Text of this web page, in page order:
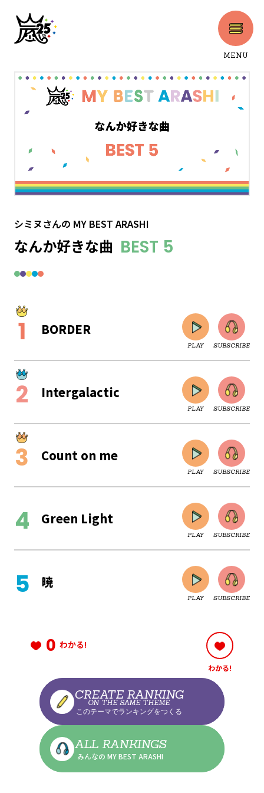
MENU
シミヌさんの MY BEST ARASHI
なんか好きな曲 BEST 5
BORDER
PLAY SUBSCRIBE
Intergalactic
PLAY SUBSCRIBE
Count on me
PLAY SUBSCRIBE
Green Light
PLAY SUBSCRIBE
CLOSE
暁
PLAY SUBSCRIBE
CLOSE
0 わかる!
わかる!
CREATE RANKING
ON THE SAME THEME
このテーマでランキングをつくる
ALL RANKINGS
みんなの MY BEST ARASHI